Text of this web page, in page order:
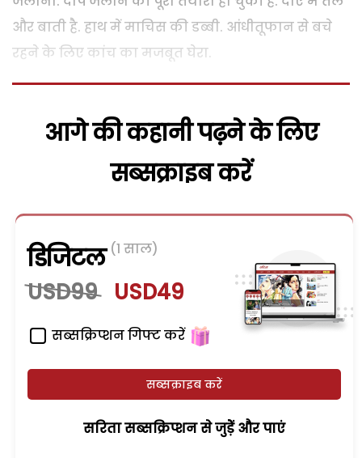
और बाती है. हाथ में माचिस की डब्बी. आंधीतूफान से बचे
रहने के लिए कांच का मजबूत घेरा.
आगे की कहानी पढ़ने के लिए
सब्सक्राइब करें
डिजिटल (1 साल)
USD99 USD49
सब्सक्रिप्शन गिफ्ट करें
सब्सक्राइब करें
सरिता सब्सक्रिप्शन से जुड़ेें और पाएं